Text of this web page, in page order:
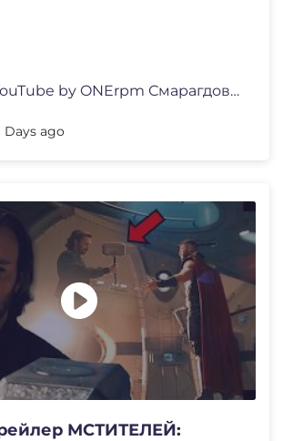
Provided to YouTube by ONErpm Смарагдові ночі (Remix) �
Days ago
МСТИТЕЛЕЙ: